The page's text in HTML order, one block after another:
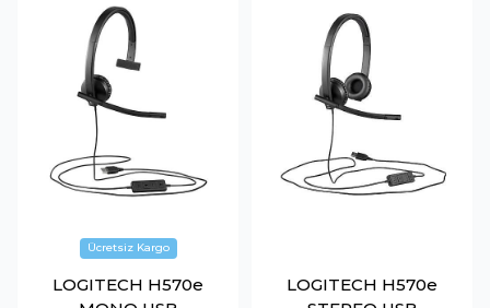
LOGITECH H570e
LOGITECH H570e